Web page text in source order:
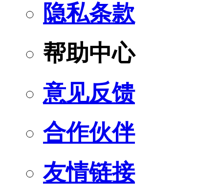
隐私条款
帮助中心
意见反馈
合作伙伴
友情链接